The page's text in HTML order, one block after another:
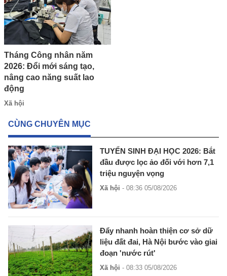
Tháng Công nhân năm
2026: Đổi mới sáng tạo,
nâng cao năng suất lao
động
Xã hội
CÙNG CHUYÊN MỤC
TUYỂN SINH ĐẠI HỌC 2026: Bắt
đầu được lọc ảo đối với hơn 7,1
triệu nguyện vọng
Xã hội - 08:36 05/08/2026
Đẩy nhanh hoàn thiện cơ sở dữ
liệu đất đai, Hà Nội bước vào giai
đoạn 'nước rút'
Xã hội - 08:33 05/08/2026